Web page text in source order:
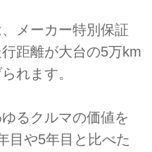
メーカー特別保証
距離が大台の5万km
れます。
るクルマの価値を
目や5年目と比べた